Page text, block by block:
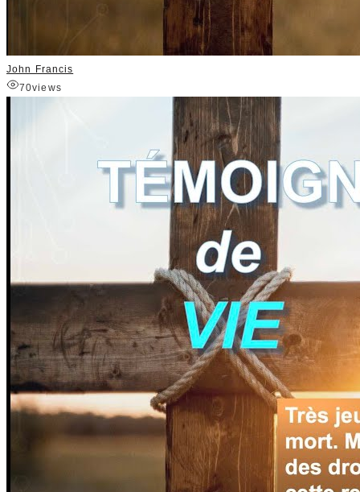
John Francis
70views